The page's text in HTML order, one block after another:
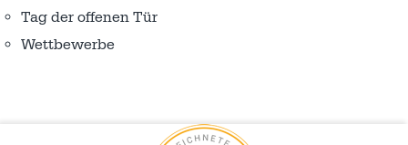
Tag der offenen Tür
Wettbewerbe